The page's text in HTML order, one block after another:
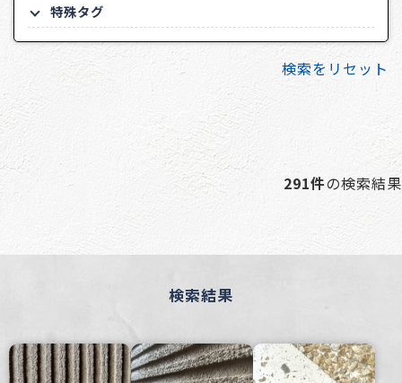
特殊タグ
検索をリセット
291件の検索結果
検索結果